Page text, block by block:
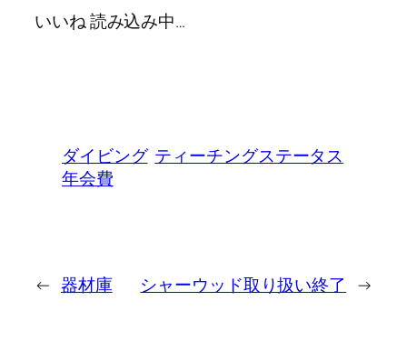
いいね読み込み中…
ダイビング ティーチングステータス
年会費
← 器材庫 シャーウッド取り扱い終了 →